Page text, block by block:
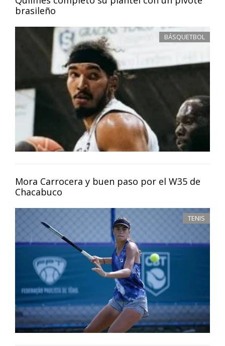
brasileño
BÁSQUETBOL
Mora Carrocera y buen paso por el W35 de
Chacabuco
TENIS